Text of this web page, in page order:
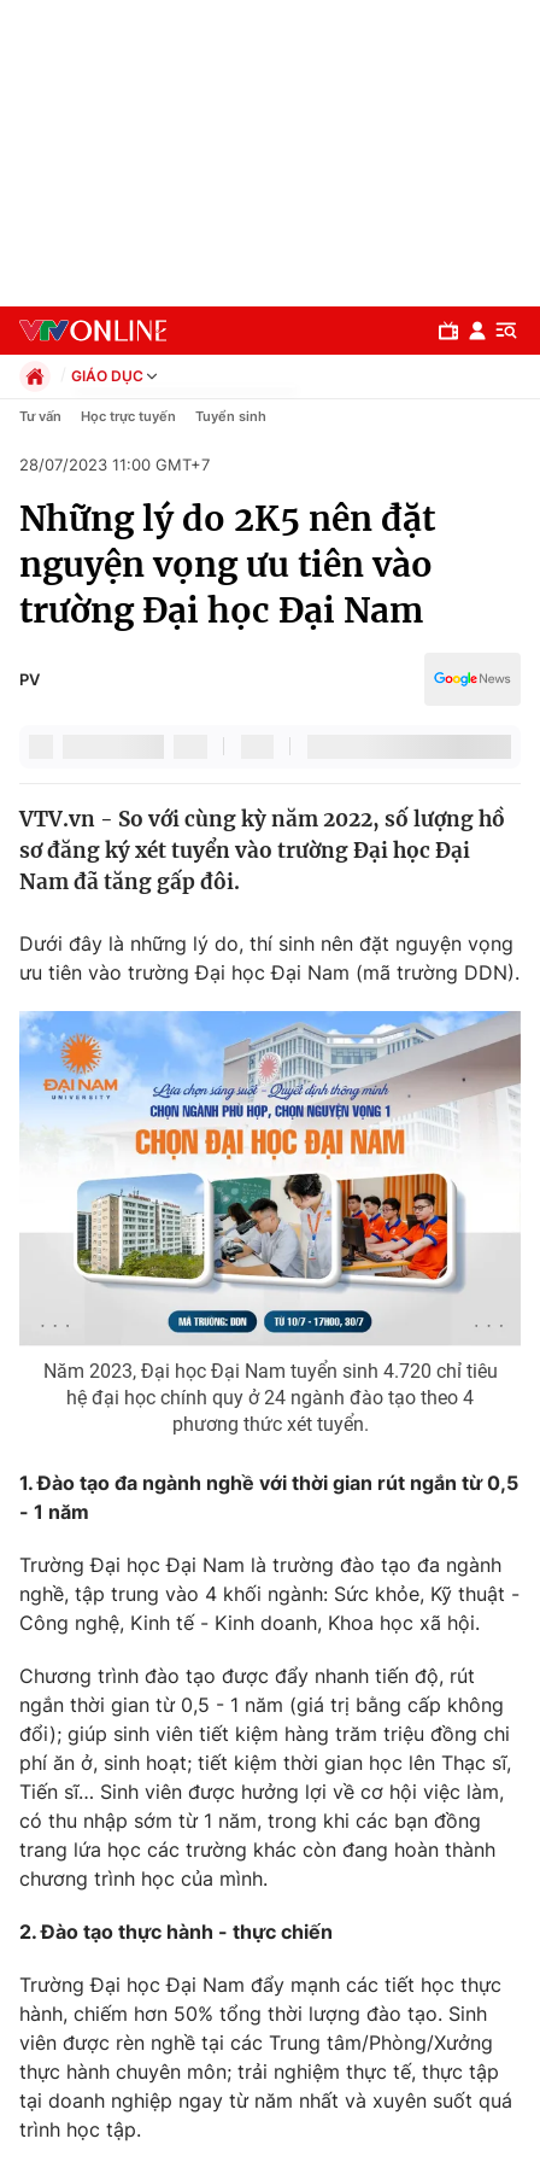
Chuyên mục
Chính trị
Xã hội
Pháp luật
Thế giới
Tin tức
Câu chuyện quốc tế
Kinh tế
Tài chính
Góc doanh nghiệp
Dữ liệu và đời sống
Truyền hình
Phim VTV
Hậu trường
Nhân vật
Khán giả
Giải sao mai
Giải trí
Âm nhạc
Đời sống
Du lịch
Làm đẹp
Chất lượng cuộc sống
Giáo dục
Học trực tuyến
Hitech Công nghệ tương lai
Sản phẩm
Tư vấn
Giao lưu trực tuyến
Emagazine Podcast
Infographic
Video Shorts video
VTV Money VTV Thể thao
VTV Sức khoẻ Bất động sản
Thị trường 24h Tấm lòng Việt
VTV4 Vươn mình bằng AI
VTV9 VTV8
GIÁO DỤC
Chính trị
Pháp luật
Kinh tế
Thể thao
Truyền hình
Văn hóa - Giải trí
Tư vấn Học trực tuyến Tuyển sinh
28/07/2023 11:00 GMT+7
Những lý do 2K5 nên đặt
nguyện vọng ưu tiên vào
trường Đại học Đại Nam
PV
VTV.vn - So với cùng kỳ năm 2022, số lượng hồ
sơ đăng ký xét tuyển vào trường Đại học Đại
Nam đã tăng gấp đôi.
Dưới đây là những lý do, thí sinh nên đặt nguyện vọng
ưu tiên vào trường Đại học Đại Nam (mã trường DDN).
Năm 2023, Đại học Đại Nam tuyển sinh 4.720 chỉ tiêu
hệ đại học chính quy ở 24 ngành đào tạo theo 4
phương thức xét tuyển.
1. Đào tạo đa ngành nghề với thời gian rút ngắn từ 0,5
- 1 năm
Trường Đại học Đại Nam là trường đào tạo đa ngành
nghề, tập trung vào 4 khối ngành: Sức khỏe, Kỹ thuật -
Công nghệ, Kinh tế - Kinh doanh, Khoa học xã hội.
Chương trình đào tạo được đẩy nhanh tiến độ, rút
ngắn thời gian từ 0,5 - 1 năm (giá trị bằng cấp không
đổi); giúp sinh viên tiết kiệm hàng trăm triệu đồng chi
phí ăn ở, sinh hoạt; tiết kiệm thời gian học lên Thạc sĩ,
Tiến sĩ… Sinh viên được hưởng lợi về cơ hội việc làm,
có thu nhập sớm từ 1 năm, trong khi các bạn đồng
trang lứa học các trường khác còn đang hoàn thành
chương trình học của mình.
2. Đào tạo thực hành - thực chiến
Trường Đại học Đại Nam đẩy mạnh các tiết học thực
hành, chiếm hơn 50% tổng thời lượng đào tạo. Sinh
viên được rèn nghề tại các Trung tâm/Phòng/Xưởng
thực hành chuyên môn; trải nghiệm thực tế, thực tập
tại doanh nghiệp ngay từ năm nhất và xuyên suốt quá
trình học tập.